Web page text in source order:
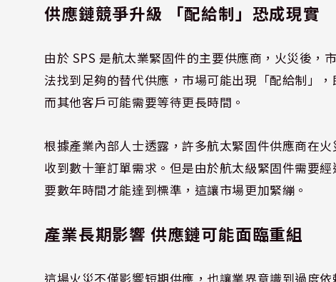
供應鏈競爭升級 「配給制」恐成現實
由於 SPS 是航太業緊固件的主要供應商，火災後，
法找到足夠的替代供應，市場可能出現「配給制」
而其他客戶可能需要等待更長時間。
根據產業內部人士透露，許多航太緊固件供應商在
收到數十筆訂單需求。但是由於航太級緊固件需要經
要數年時間才能達到標準，這讓市場更加緊繃。
產業長期影響 供應鏈可能面臨重組
這場火災不僅影響短期供應，也讓業界意識到過度